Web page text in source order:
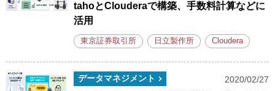
tahoとClouderaで構築、手数料計算などに
活用
東京証券取引所 日立製作所 Cloudera
データマネジメント 2020/02/27